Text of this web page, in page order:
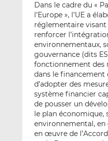
Dans le cadre du «
l’Europe », l’UE a
réglementaire visant
renforcer
environnementaux,
gouvernance (dits
fonctionnement des
dans le financement
d’adopter des
système financier
de pousser un
le plan économique,
environnemental,
en œuvre de